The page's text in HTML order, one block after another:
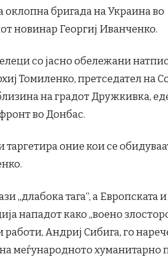
оклопна бригада на Украина во
новинар Георгиј Иванченко.
со јасно обележани
Томиленко, претседател на
на градот Дружкивка,
во Донбас.
таргетира оние кои се
„длабока тага“, а Европската и
нападот како „воено
Андриј Сибига, го
меѓународното хуманитарно